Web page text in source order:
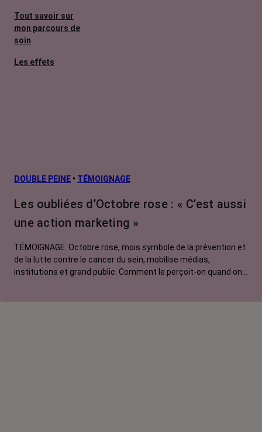
Tout savoir sur
mon parcours de
soin
Les effets
L’après cancer
Traitements
contre le cancer
DOUBLE PEINE • TÉMOIGNAGE
Les oubliées d’Octobre rose : « C’est aussi
une action marketing »
TÉMOIGNAGE. Octobre rose, mois symbole de la prévention et
de la lutte contre le cancer du sein, mobilise médias,
institutions et grand public. Comment le perçoit-on quand on